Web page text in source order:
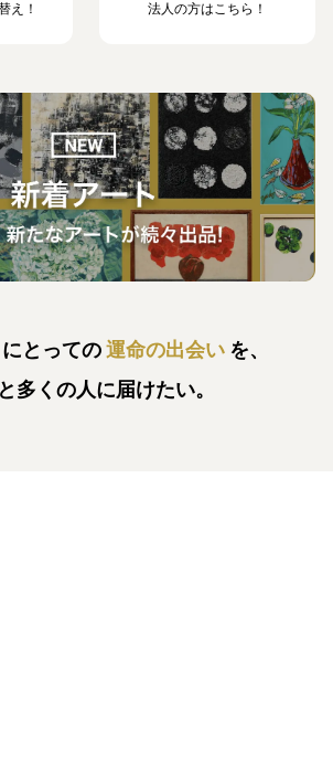
え！
法人の方はこちら！
とっての運命の出会い を、
多くの人に届けたい。